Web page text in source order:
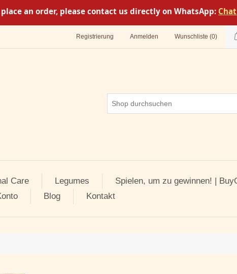
an order, please contact us directly on WhatsApp:
Registrierung Anmelden Wunschliste (0)
Care Legumes
Spielen, um zu gewinnen! |
Blog Kontakt